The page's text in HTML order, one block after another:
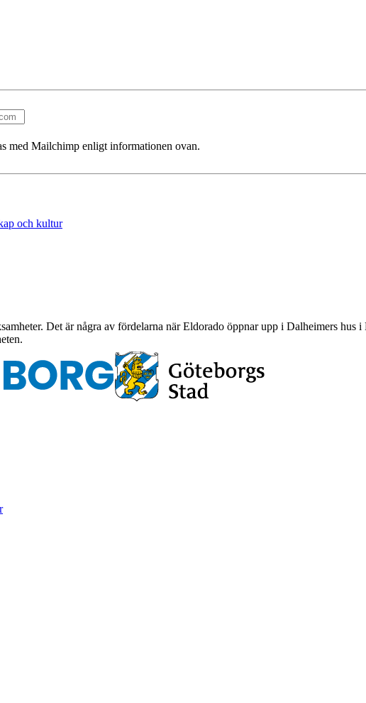
med Mailchimp enligt informationen ovan.
och kultur
Det är några av fördelarna när Eldorado öppnar upp i Dalheimers